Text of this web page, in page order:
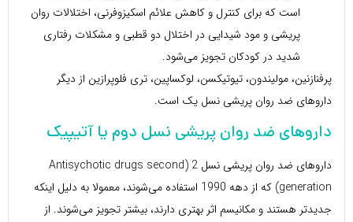
است که برای کنترل و کاهش علائم اسکیزوفرنی، اختلالات روان
پریشی و مود شیدایی در اختلال دو قطبی و مشکلات رفتاری
شدید در کودکان تجویز می‌شود.
پرفنازنین، مولیندون، تیوتیکسن، لوکساپین، تری فلوپرازین از دیگر
داروهای ضد روان پریشی نسل یک است.
داروهای ضد روان پریشی نسل دوم یا آتیپیک
داروهای ضد روان پریشی نسل 2 (Antisychotic drugs second
generation) که از دهه 1990 استفاده می‌شوند، معمولا به دلیل اینکه
جدیدتر هستند و مکانیسم اثر بهتری دارند، بیشتر تجویز می‌شوند. از